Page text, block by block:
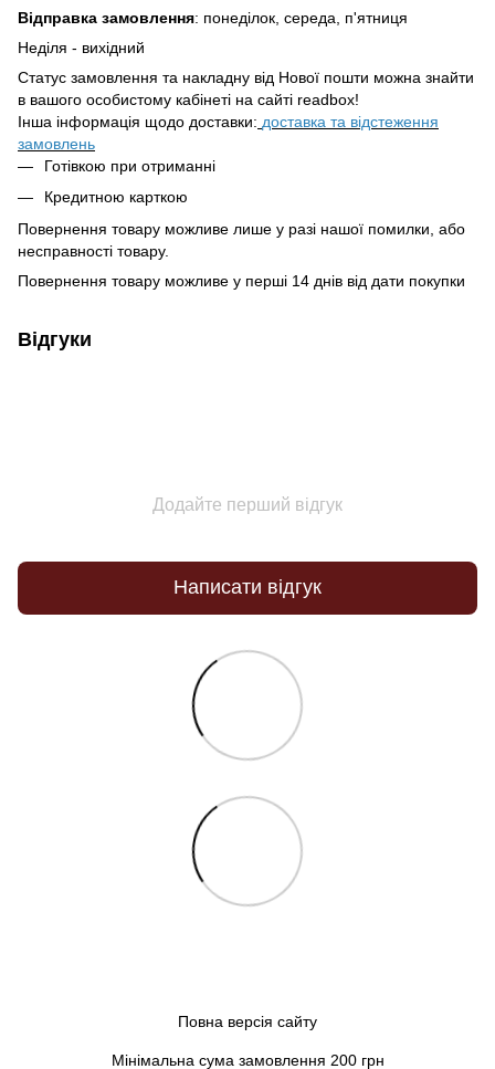
Відправка замовлення: понеділок, середа, п'ятниця
Неділя - вихідний
Статус замовлення та накладну від Нової пошти можна знайти
в вашого особистому кабінеті на сайті readbox!
Інша інформація щодо доставки: доставка та відстеження
замовлень
Готівкою при отриманні
Кредитною карткою
Повернення товару можливе лише у разі нашої помилки, або
несправності товару.
Повернення товару можливе у перші 14 днів від дати покупки
Відгуки
Додайте перший відгук
Написати відгук
Повна версія сайту
Мінімальна сума замовлення 200 грн